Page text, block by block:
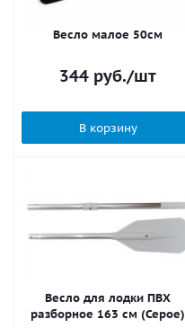
Весло малое 50см
344 руб./шт
В корзину
Весло для лодки ПВХ
разборное 163 см (Серое)